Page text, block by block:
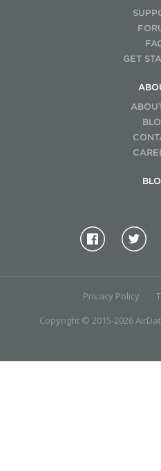
GET
Copyright © 2015-2026
Privacy Policy